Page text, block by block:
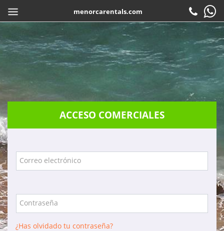
menorcarentals.com
Reservar
Atención al cliente
Contacto
Preguntas frecuentes
Garantias
Servicios
Empresa
Localización
Inicio COMPARTIR
ACCESO COMERCIALES
Correo electrónico
Contraseña
¿Has olvidado tu contraseña?